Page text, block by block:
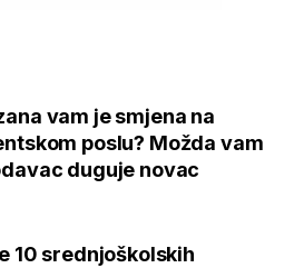
vam je smjena na
poslu? Možda vam
duguje novac
10 srednjoškolskih